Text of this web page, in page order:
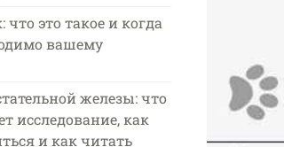
что это такое и когда
вашему
железы: что
исследование, как
и как читать